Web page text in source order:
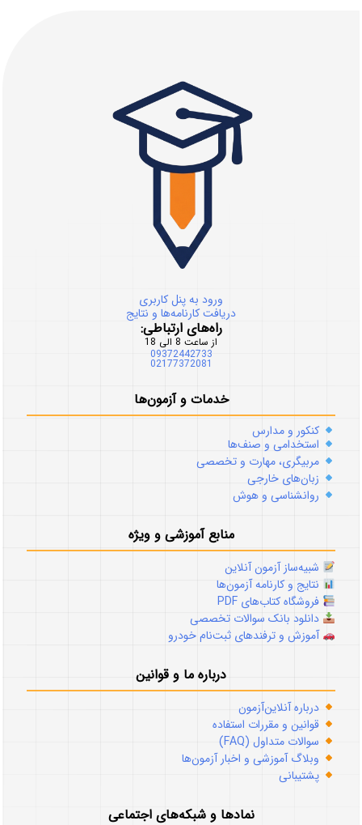
ورود به پنل کاربری
دریافت کارنامه‌ها و نتایج
راه‌های ارتباطی:
از ساعت 8 الی 18
09372442733
02177372081
خدمات و آزمون‌ها
کنکور و مدارس
استخدامی و صنف‌ها
مربیگری، مهارت و تخصصی
زبان‌های خارجی
روانشناسی و هوش
منابع آموزشی و ویژه
شبیه‌ساز آزمون آنلاین
نتایج و کارنامه آزمون‌ها
فروشگاه کتاب‌های PDF
دانلود بانک سوالات تخصصی
آموزش و ترفندهای ثبت‌نام خودرو
درباره ما و قوانین
درباره آنلاین‌آزمون
قوانین و مقررات استفاده
سوالات متداول (FAQ)
وبلاگ آموزشی و اخبار آزمون‌ها
پشتیبانی
نمادها و شبکه‌های اجتماعی